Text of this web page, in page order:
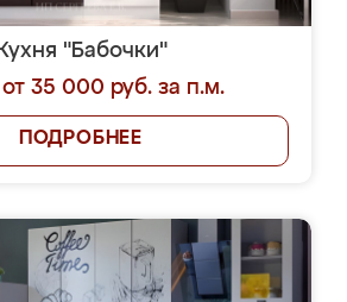
Кухня "Бабочки"
35 000 руб. за п.м.
ПОДРОБНЕЕ